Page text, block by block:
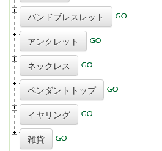
バンドブレスレット
アンクレット
ネックレス
ペンダントトップ
イヤリング
雑貨